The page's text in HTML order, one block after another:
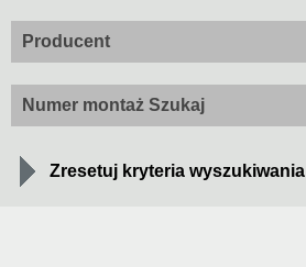
Producent
Numer montaż Szukaj
Zresetuj kryteria wyszukiwania